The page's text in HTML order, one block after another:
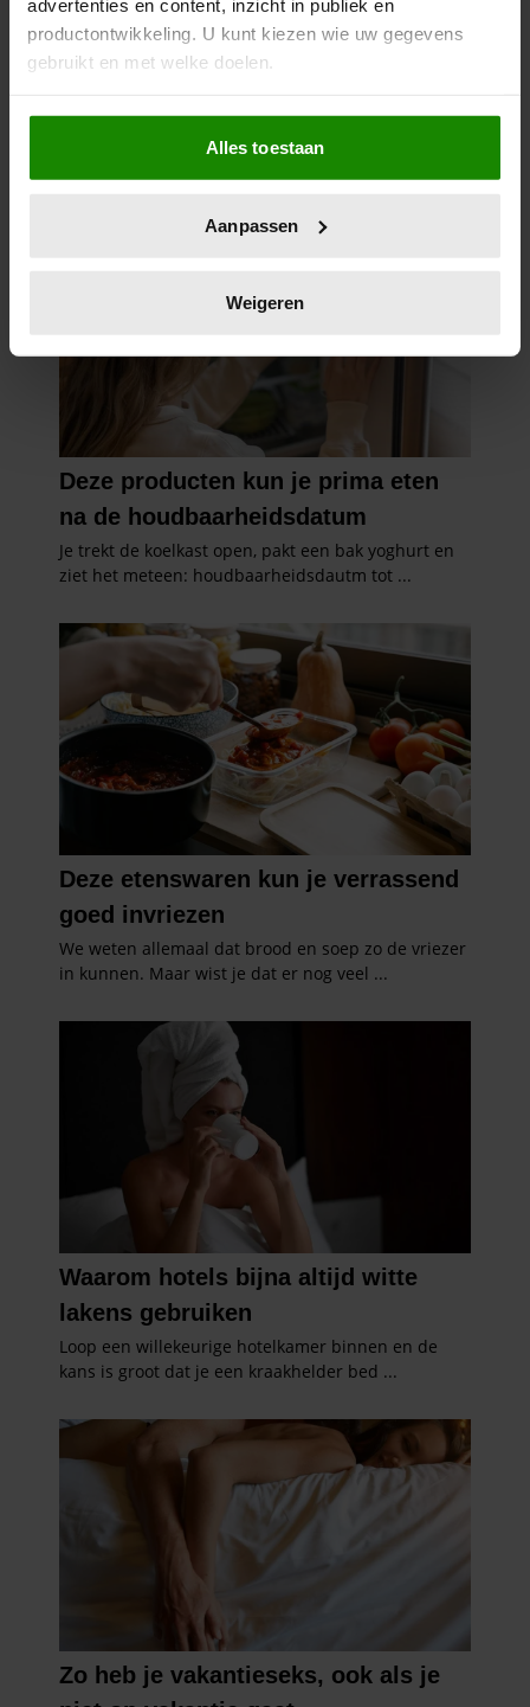
advertenties en content, inzicht in publiek en
productontwikkeling. U kunt kiezen wie uw gegevens
gebruikt en met welke doelen.
Als u het toestaat, willen we ook graag:
Informatie verzamelen over uw geografische
locatie, die tot een paar meter nauwkeurig kan zijn
scannen op specifieke eigenschappen (fingerprinting)
verwerkt en stel uw voorkeuren in het
intrekken in de Cookieverklaring.
We gebruiken cookies om content en advertenties te
personaliseren, om functies voor social media te bieden
en om ons websiteverkeer te analyseren. Ook delen we
informatie over uw gebruik van onze site met onze
partners voor social media, adverteren en analyse. Deze
partners kunnen deze gegevens combineren met andere
informatie die u aan ze heeft verstrekt of die ze hebben
gaat akkoord met onze cookies als u onze website blijft
Alles toestaan
Aanpassen
Weigeren
nodig?